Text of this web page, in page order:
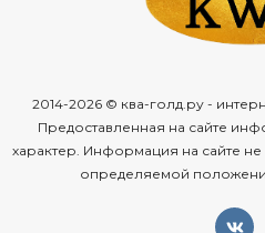
2014-2026 © ква-голд.ру -
Предоставленная на сайте
характер. Информация на сайте
определяемой